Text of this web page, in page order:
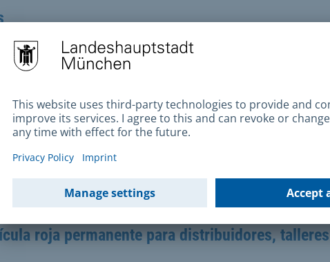
pegatinas de los sellos están deterioradas, puede
roja permanente para coches clásicos
de baja pueden recibir una matrícula roja permanente.
trayectos (si están justificados).
roja permanente para distribuidores, talleres